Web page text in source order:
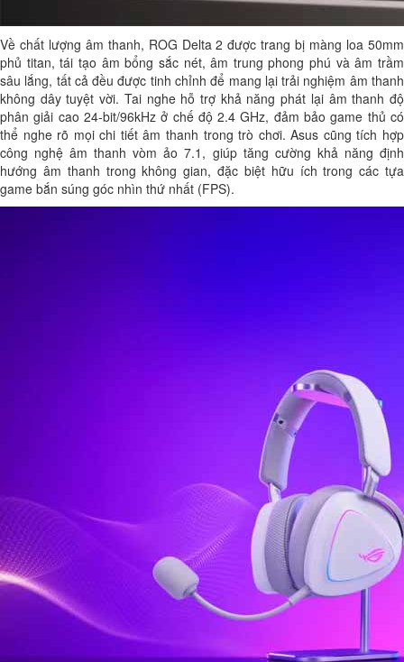
Về chất lượng âm thanh, ROG Delta 2 được trang bị màng loa 50mm
phủ titan, tái tạo âm bổng sắc nét, âm trung phong phú và âm trầm
sâu lắng, tất cả đều được tinh chỉnh để mang lại trải nghiệm âm thanh
không dây tuyệt vời. Tai nghe hỗ trợ khả năng phát lại âm thanh độ
phân giải cao 24-bit/96kHz ở chế độ 2.4 GHz, đảm bảo game thủ có
thể nghe rõ mọi chi tiết âm thanh trong trò chơi. Asus cũng tích hợp
công nghệ âm thanh vòm ảo 7.1, giúp tăng cường khả năng định
hướng âm thanh trong không gian, đặc biệt hữu ích trong các tựa
game bắn súng góc nhìn thứ nhất (FPS).